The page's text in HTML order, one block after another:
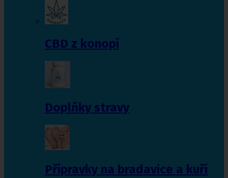
CBD z konopí
Doplňky stravy
Přípravky na bradavice a kuří